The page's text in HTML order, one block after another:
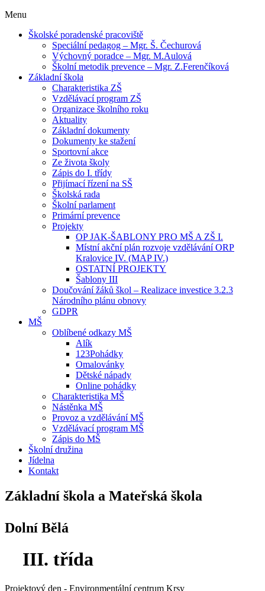
Menu
Školské poradenské pracoviště
Speciální pedagog – Mgr. Š. Čechurová
Výchovný poradce – Mgr. M.Aulová
Školní metodik prevence – Mgr. Z.Ferenčíková
Základní škola
Charakteristika ZŠ
Vzdělávací program ZŠ
Organizace školního roku
Aktuality
Základní dokumenty
Dokumenty ke stažení
Sportovní akce
Ze života školy
Zápis do I. třídy
Přijímací řízení na SŠ
Školská rada
Školní parlament
Primární prevence
Projekty
OP JAK-ŠABLONY PRO MŠ A ZŠ I.
Místní akční plán rozvoje vzdělávání ORP
Kralovice IV. (MAP IV.)
OSTATNÍ PROJEKTY
Šablony III
Doučování žáků škol – Realizace investice 3.2.3
Národního plánu obnovy
GDPR
MŠ
Oblíbené odkazy MŠ
Alík
123Pohádky
Omalovánky
Dětské nápady
Online pohádky
Charakteristika MŠ
Nástěnka MŠ
Provoz a vzdělávání MŠ
Vzdělávací program MŠ
Zápis do MŠ
Školní družina
Jídelna
Kontakt
Základní škola a Mateřská škola
Dolní Bělá
III. třída
Projektový den - Environmentální centrum Krsy